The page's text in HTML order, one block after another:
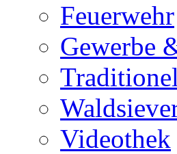
Feuerwehr
Gewerbe
Videothek